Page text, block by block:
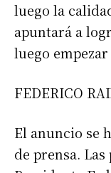
luego la
apuntará a
luego
FEDERICO
El anuncio se
de prensa.